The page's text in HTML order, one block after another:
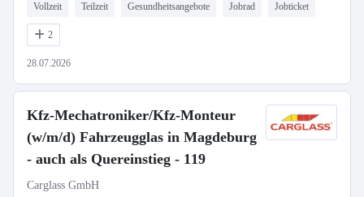
Vollzeit Teilzeit Gesundheitsangebote Jobrad Jobticket
2
28.07.2026
Kfz-Mechatroniker/Kfz-Monteur
(w/m/d) Fahrzeugglas in Magdeburg
- auch als Quereinstieg - 119
Carglass GmbH